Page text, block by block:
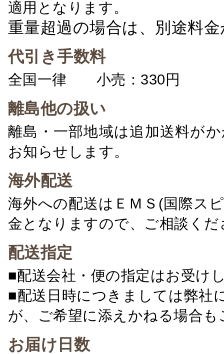
適用となります。
重量超過の場合は、別途料
代引き手数料
全国一律 小売：330円 卸
離島他の扱い
離島・一部地域は追加送料が
お知らせします。
海外配送
海外への配送はＥＭＳ(国際ス
金となりますので、ご相談くだ
配送指定
■配送会社・便の指定はお受け
■配送日時につきましては弊社
が、ご希望に添えかねる場合
お届け日数